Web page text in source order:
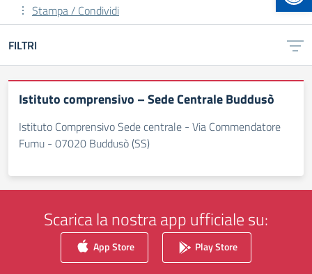
Stampa / Condividi
FILTRI
Istituto comprensivo – Sede Centrale Buddusò
Istituto Comprensivo Sede centrale - Via Commendatore
Fumu - 07020 Buddusò (SS)
Scarica la nostra app ufficiale su:
App Store Play Store